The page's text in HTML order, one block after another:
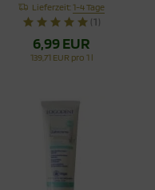
Fluoridfrei 75ml
Lieferzeit:1-4 Tage
(1)
6,99 EUR
139,71 EUR pro 1 l